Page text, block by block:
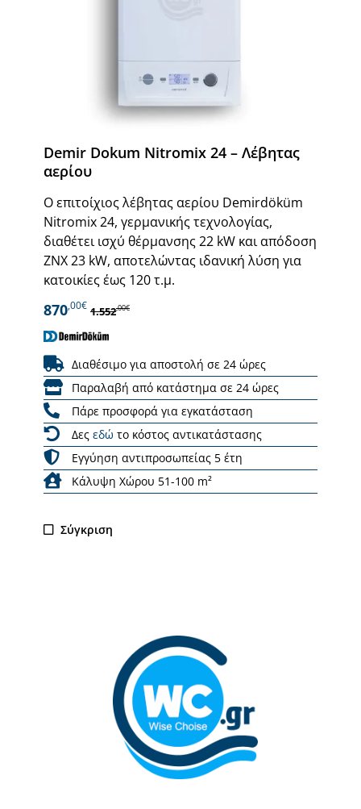
Demir Dokum Nitromix 24 – Λέβητας
αερίου
Ο επιτοίχιος λέβητας αερίου Demirdöküm
Nitromix 24, γερμανικής τεχνολογίας,
διαθέτει ισχύ θέρμανσης 22 kW και απόδοση
ΖΝΧ 23 kW, αποτελώντας ιδανική λύση για
κατοικίες έως 120 τ.μ.
870,00€ 1.552,00€
Διαθέσιμο για αποστολή σε 24 ώρες
Παραλαβή από κατάστημα σε 24 ώρες
Πάρε προσφορά για εγκατάσταση
Δες εδώ το κόστος αντικατάστασης
Εγγύηση αντιπροσωπείας 5 έτη
Κάλυψη Χώρου 51-100 m²
Σύγκριση